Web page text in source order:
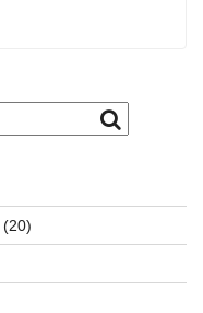
(20)